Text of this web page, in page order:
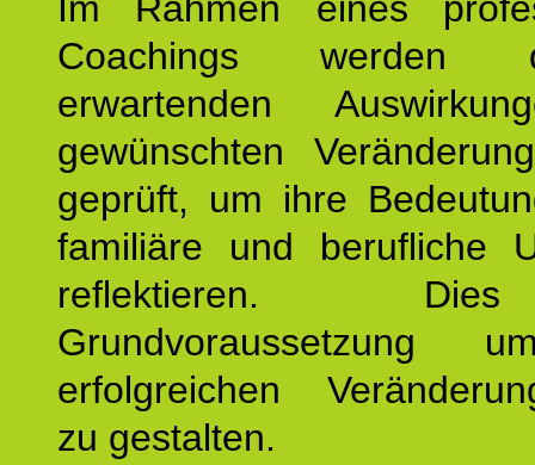
Coachings
erwartenden
gewünschten
geprüft, um ihre
familiäre und berufliche
reflektieren.
Grundvoraussetzung
erfolgreichen
zu gestalten.